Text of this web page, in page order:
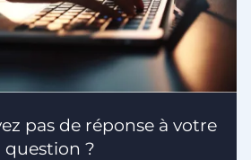
pas de réponse à votre
question ?